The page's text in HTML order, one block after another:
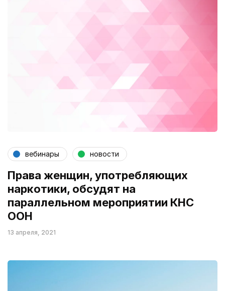
вебинары новости
Права женщин, употребляющих
наркотики, обсудят на
параллельном мероприятии КНС
ООН
13 апреля, 2021